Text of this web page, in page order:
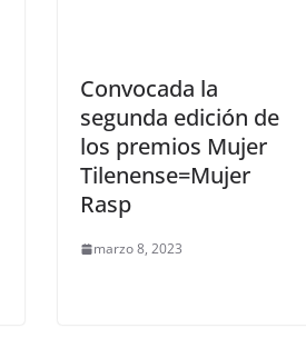
Convocada la
segunda edición de
los premios Mujer
Tilenense=Mujer
Rasp
marzo 8, 2023